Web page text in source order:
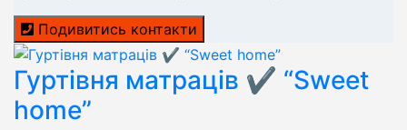
Подивитись контакти
Гуртівня матраців ✔️ “Sweet
home”